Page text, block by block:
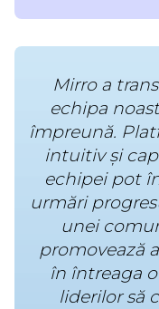
Mirro a
echipa
împreună.
intuitiv și
echipei pot
urmări
unei
promovează
în întreaga
liderilor să